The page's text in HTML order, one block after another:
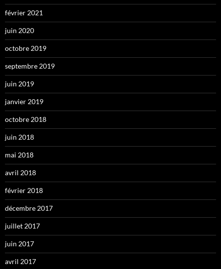
février 2021
juin 2020
octobre 2019
septembre 2019
juin 2019
janvier 2019
octobre 2018
juin 2018
mai 2018
avril 2018
février 2018
décembre 2017
juillet 2017
juin 2017
avril 2017